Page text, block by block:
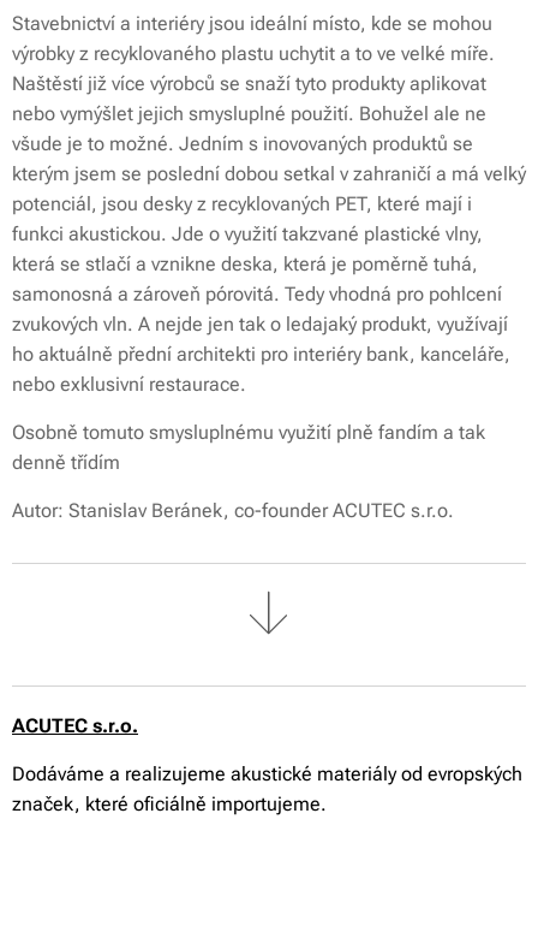
Stavebnictví a interiéry jsou ideální místo, kde se mohou
výrobky z recyklovaného plastu uchytit a to ve velké míře.
Naštěstí již více výrobců se snaží tyto produkty aplikovat
nebo vymýšlet jejich smysluplné použití. Bohužel ale ne
všude je to možné. Jedním s inovovaných produktů se
kterým jsem se poslední dobou setkal v zahraničí a má velký
potenciál, jsou desky z recyklovaných PET, které mají i
funkci akustickou. Jde o využití takzvané plastické vlny,
která se stlačí a vznikne deska, která je poměrně tuhá,
samonosná a zároveň pórovitá. Tedy vhodná pro pohlcení
zvukových vln. A nejde jen tak o ledajaký produkt, využívají
ho aktuálně přední architekti pro interiéry bank, kanceláře,
nebo exklusivní restaurace.
Osobně tomuto smysluplnému využití plně fandím a tak
denně třídím 😊
Autor: Stanislav Beránek, co-founder ACUTEC s.r.o.
ACUTEC s.r.o.
Dodáváme a realizujeme akustické materiály od evropských
značek, které oficiálně importujeme.